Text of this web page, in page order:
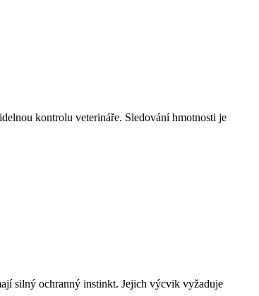
kontrolu veterináře. Sledování hmotnosti je
silný ochranný instinkt. Jejich výcvik vyžaduje